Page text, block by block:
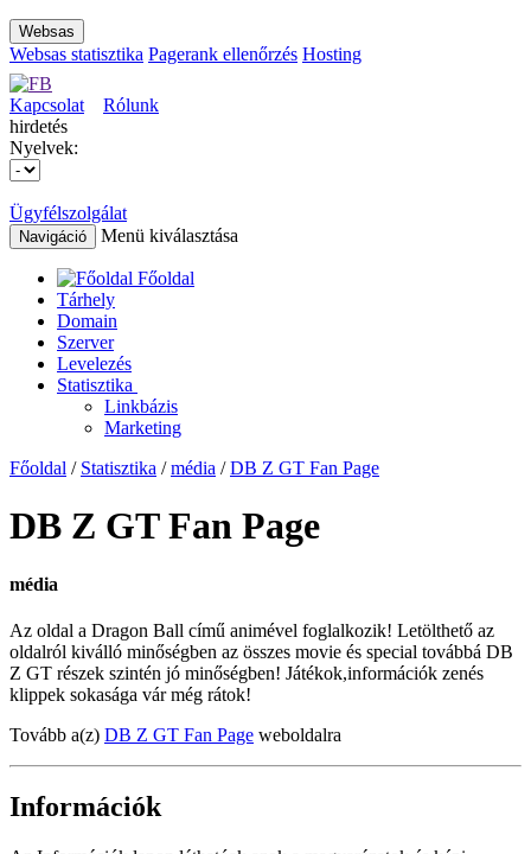
Websas
Websas statisztika Pagerank ellenőrzés Hosting
Kapcsolat
Rólunk
hirdetés
Nyelvek:
Ügyfélszolgálat
Navigáció Menü kiválasztása
Főoldal
Tárhely
Domain
Szerver
Levelezés
Statisztika
Linkbázis
Marketing
Főoldal / Statisztika /média /DB Z GT Fan Page
DB Z GT Fan Page
média
Az oldal a Dragon Ball című animével foglalkozik! Letölthető az
oldalról kiválló minőségben az összes movie és special továbbá DB
Z GT részek szintén jó minőségben! Játékok,információk zenés
klippek sokasága vár még rátok!
Tovább a(z) DB Z GT Fan Page weboldalra
Információk